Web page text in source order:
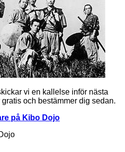
vi en kallelse inför nästa
och bestämmer dig sedan.
på Kibo Dojo